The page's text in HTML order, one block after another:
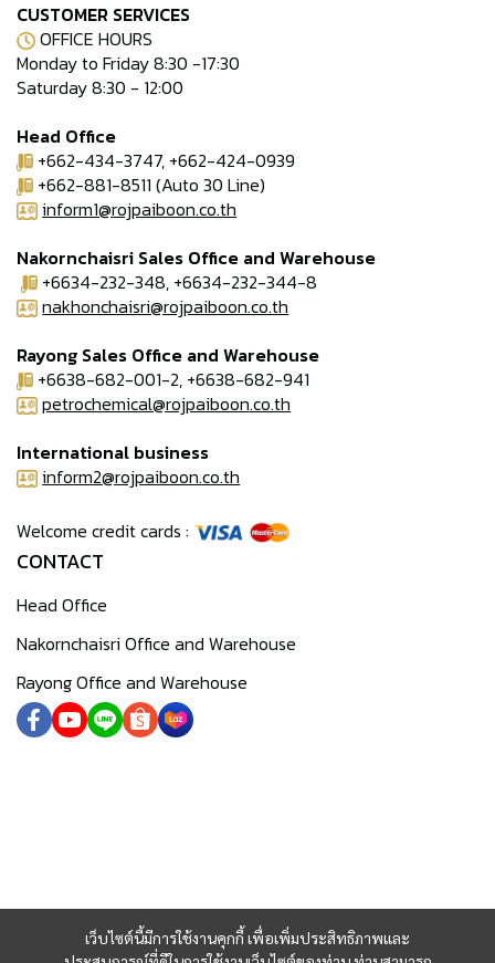
เว็บไซต์นี้มีการใช้งานคุกกี้ เพื่อเพิ่มประสิทธิภาพและ
CUSTOMER SERVICES
OFFICE HOURS
Monday to Friday 8:30 -17:30
Saturday 8:30 - 12:00
Head Office
+662-434-3747, +662-424-0939
+662-881-8511 (Auto 30 Line)
inform1@rojpaiboon.co.th
Nakornchaisri Sales Office and Warehouse
+6634-232-348, +6634-232-344-8
nakhonchaisri@rojpaiboon.co.th
Rayong Sales Office and Warehouse
+6638-682-001-2, +6638-682-941
petrochemical@rojpaiboon.co.th
International business
inform2@rojpaiboon.co.th
Welcome credit cards :
CONTACT
Head Office
Nakornchaisri Office and Warehouse
Rayong Office and Warehouse